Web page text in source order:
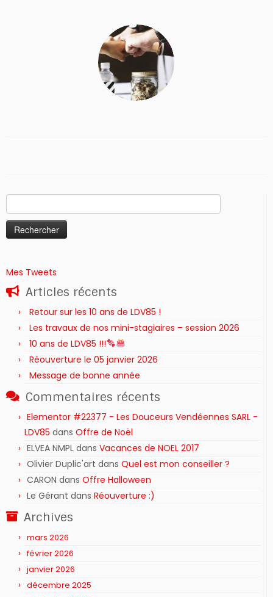
Mes Tweets
Articles récents
Retour sur les 10 ans de LDV85 !
Les travaux de nos mini-stagiaires – session 2026 ‍‍‍‍‍
10 ans de LDV85 !!!
Réouverture le 05 janvier 2026
Message de bonne année
Commentaires récents
Elementor #22377 - Les Douceurs Vendéennes SARL -
LDV85 dans Offre de Noël
ELVEA NMPL dans Vacances de NOEL 2017
Olivier Duplic'art dans Quel est mon conseiller ?
CARON dans Offre Halloween
Le Gérant dans Réouverture :)
Archives
mars 2026
février 2026
janvier 2026
décembre 2025